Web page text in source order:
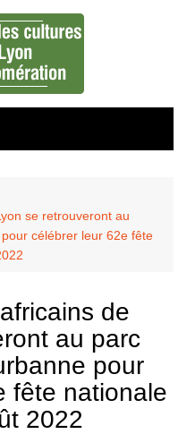
se retrouveront au
célébrer leur 62e fête
de
au parc
pour
fête nationale
2022